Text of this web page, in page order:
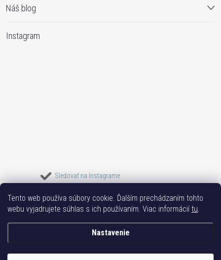
Tento web používa súbory cookie. Ďalším prechádzaním tohto
webu vyjadrujete súhlas s ich používaním. Viac informáciítu.
Nastavenie
Náš blog
Instagram
Sledovať na Instagrame
Bižuterie TOP Vše k mobilu Mobil příslušenství
Copyright 2017-2026Bižutéria TOP. Všetky práva vyhradené.